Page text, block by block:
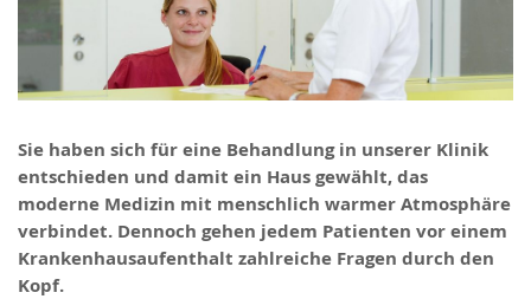
Sie haben sich für eine Behandlung in unserer Klinik
entschieden und damit ein Haus gewählt, das
moderne Medizin mit menschlich warmer Atmosphäre
verbindet. Dennoch gehen jedem Patienten vor einem
Krankenhausaufenthalt zahlreiche Fragen durch den
Kopf.